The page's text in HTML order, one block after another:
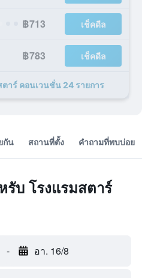
฿713 เช็คดีล
฿783 เช็คดีล
ตาร์ คอนเวนชั่น 24 รายการ
กัน สถานที่ตั้ง คำถามที่พบบ่อย
บ โรงแรมสตาร์
- อา. 16/8